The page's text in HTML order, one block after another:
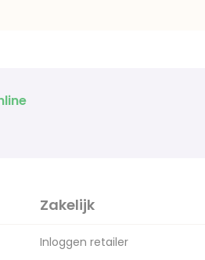
Zakelijk
Inloggen retailer